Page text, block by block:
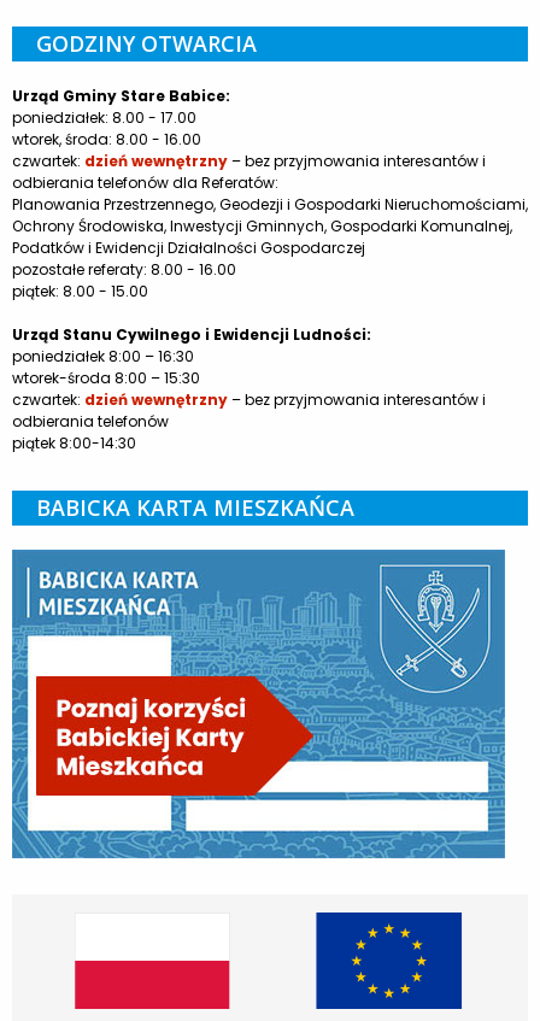
GODZINY OTWARCIA
Urząd Gminy Stare Babice:
poniedziałek: 8.00 - 17.00
wtorek, środa: 8.00 - 16.00
czwartek: dzień wewnętrzny– bez przyjmowania interesantów i
odbierania telefonów dla Referatów:
Planowania Przestrzennego, Geodezji i Gospodarki Nieruchomościami,
Ochrony Środowiska, Inwestycji Gminnych, Gospodarki Komunalnej,
Podatków i Ewidencji Działalności Gospodarczej
pozostałe referaty: 8.00 - 16.00
piątek: 8.00 - 15.00
Urząd Stanu Cywilnego i Ewidencji Ludności:
poniedziałek 8:00 – 16:30
wtorek-środa 8:00 – 15:30
czwartek: dzień wewnętrzny– bez przyjmowania interesantów i
odbierania telefonów
piątek 8:00-14:30
BABICKA KARTA MIESZKAŃCA